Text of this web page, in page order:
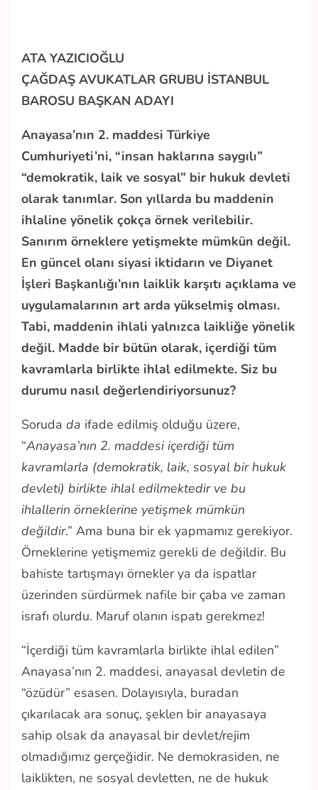
ATA YAZICIOĞLU
ÇAĞDAŞ AVUKATLAR GRUBU İSTANBUL
BAROSU BAŞKAN ADAYI
Anayasa’nın 2. maddesi Türkiye
Cumhuriyeti’ni, “insan haklarına saygılı”
“demokratik, laik ve sosyal” bir hukuk devleti
olarak tanımlar. Son yıllarda bu maddenin
ihlaline yönelik çokça örnek verilebilir.
Sanırım örneklere yetişmekte mümkün değil.
En güncel olanı siyasi iktidarın ve Diyanet
İşleri Başkanlığı’nın laiklik karşıtı açıklama ve
uygulamalarının art arda yükselmiş olması.
Tabi, maddenin ihlali yalnızca laikliğe yönelik
değil. Madde bir bütün olarak, içerdiği tüm
kavramlarla birlikte ihlal edilmekte. Siz bu
durumu nasıl değerlendiriyorsunuz?
Soruda da ifade edilmiş olduğu üzere,
“Anayasa’nın 2. maddesi içerdiği tüm
kavramlarla (demokratik, laik, sosyal bir hukuk
devleti) birlikte ihlal edilmektedir ve bu
ihlallerin örneklerine yetişmek mümkün
değildir.” Ama buna bir ek yapmamız gerekiyor.
Örneklerine yetişmemiz gerekli de değildir. Bu
bahiste tartışmayı örnekler ya da ispatlar
üzerinden sürdürmek nafile bir çaba ve zaman
israfı olurdu. Maruf olanın ispatı gerekmez!
“İçerdiği tüm kavramlarla birlikte ihlal edilen”
Anayasa’nın 2. maddesi, anayasal devletin de
“özüdür” esasen. Dolayısıyla, buradan
çıkarılacak ara sonuç, şeklen bir anayasaya
sahip olsak da anayasal bir devlet/rejim
olmadığımız gerçeğidir. Ne demokrasiden, ne
laiklikten, ne sosyal devletten, ne de hukuk